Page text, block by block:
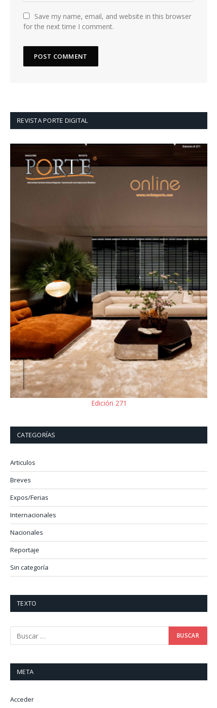
Save my name, email, and website in this browser
for the next time I comment.
REVISTA PORTE DIGITAL
Edición 271
CATEGORÍAS
Articulos
Breves
Expos/Ferias
Internacionales
Nacionales
Reportaje
Sin categoría
TEXTO
META
Acceder